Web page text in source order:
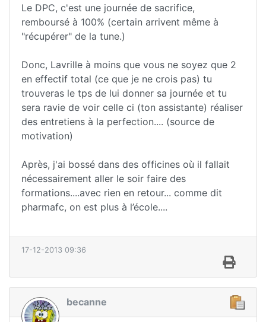
Le DPC, c'est une journée de sacrifice,
remboursé à 100% (certain arrivent même à
"récupérer" de la tune.)
Donc, Lavrille à moins que vous ne soyez que 2
en effectif total (ce que je ne crois pas) tu
trouveras le tps de lui donner sa journée et tu
sera ravie de voir celle ci (ton assistante) réaliser
des entretiens à la perfection.... (source de
motivation)
Après, j'ai bossé dans des officines où il fallait
nécessairement aller le soir faire des
formations....avec rien en retour... comme dit
pharmafc, on est plus à l’école....
17-12-2013 09:36
becanne